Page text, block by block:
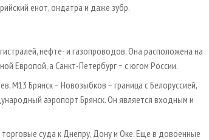
енот, ондатра и даже зубр.
нефте- и газопроводов. Она расположена на
Европой, а Санкт-Петербург − с югом России.
М13 Брянск − Новозыбков − граница с Белоруссией,
аэропорт Брянск. Он является входным и
суда к Днепру, Дону и Оке. Еще в довоенные